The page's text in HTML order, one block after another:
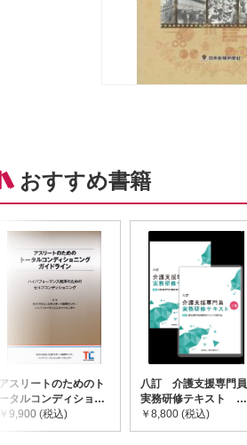
おすすめ書籍
アスリートのためのト
ータルコンディショニ
ングガイドライン
￥9,900 (税込)
八訂 介護支援専門員
実務研修テキスト
(上・下巻/分売不可)
￥8,800 (税込)